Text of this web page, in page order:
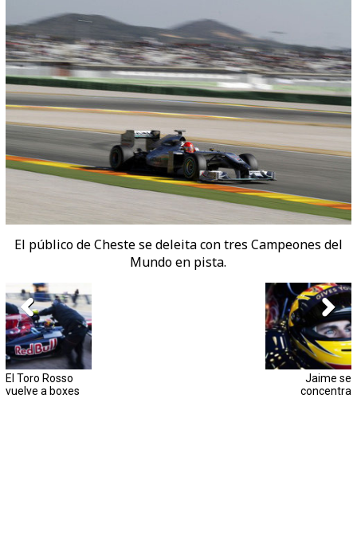
El público de Cheste se deleita con tres Campeones del
Mundo en pista.
El Toro Rosso
vuelve a boxes
Jaime se
concentra